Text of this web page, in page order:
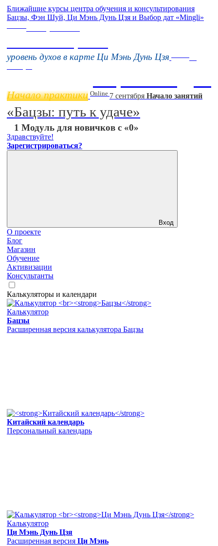
Ближайшие курсы центра обучения и консультирования
Бацзы, Фэн Шуй, Ци Мэнь Дунь Цзя и Выбор дат «Mingli»
уровень духов в карте Ци Мэнь Дунь Цзя
Начало практики Online 7 сентября Начало занятий
«Бацзы: путь к удаче»
1 Модуль для новичков с «0»
Здравствуйте!
Зарегистрироваться?
Вход
О проекте
Блог
Магазин
Обучение
Активизации
Консультанты
Калькуляторы и календари
Калькулятор
Бацзы
Расширенная версия калькулятора Бацзы
Китайский календарь
Персональный календарь
Калькулятор
Ци Мэнь Дунь Цзя
Расширенная версия Ци Мэнь